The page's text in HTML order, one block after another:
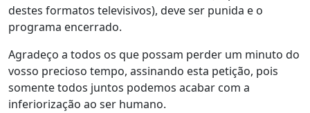
destes formatos televisivos), deve ser punida e o
programa encerrado.
Agradeço a todos os que possam perder um minuto do
vosso precioso tempo, assinando esta petição, pois
somente todos juntos podemos acabar com a
inferiorização ao ser humano.